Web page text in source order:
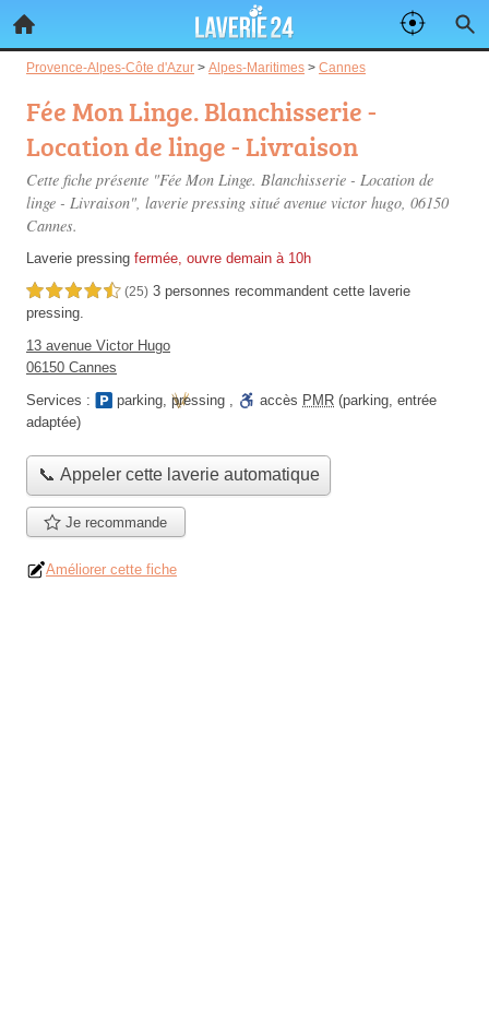
Provence-Alpes-Côte d'Azur > Alpes-Maritimes > Cannes
Fée Mon Linge. Blanchisserie -
Location de linge - Livraison
Cette fiche présente "Fée Mon Linge. Blanchisserie - Location de
linge - Livraison", laverie pressing situé avenue victor hugo, 06150
Cannes.
Laverie pressing fermée, ouvre demain à 10h
4,5 étoiles sur 5 (25) 3 personnes recommandent cette laverie
pressing.
13 avenue Victor Hugo
06150 Cannes
Services :
parking, pressing , accès PMR (parking, entrée
adaptée)
📞 Appeler cette laverie automatique
Je recommande
Améliorer cette fiche